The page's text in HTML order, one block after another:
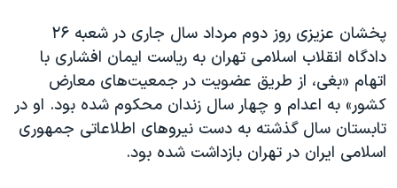
پخشان عزیزی روز دوم مرداد سال جاری در شعبه ۲۶
دادگاه انقلاب اسلامی تهران به ریاست ایمان افشاری با
اتهام «بغی، از طریق عضویت در جمعیت‌های معارض
کشور» به اعدام و چهار سال زندان محکوم شده بود. او در
تابستان سال گذشته به دست نیروهای اطلاعاتی جمهوری
اسلامی ایران در تهران بازداشت شده بود.